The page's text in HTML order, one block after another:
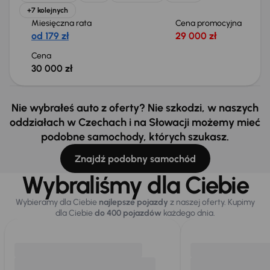
+7 kolejnych
Miesięczna rata
od 179 zł
Cena promocyjna
29 000 zł
Cena
30 000 zł
Nie wybrałeś auto z oferty? Nie szkodzi, w naszych
oddziałach w Czechach i na Słowacji możemy mieć
podobne samochody, których szukasz.
Znajdź podobny samochód
Wybraliśmy dla Ciebie
Wybieramy dla Ciebie najlepsze pojazdy z naszej oferty. Kupimy
dla Ciebiedo 400 pojazdówkażdego dnia.